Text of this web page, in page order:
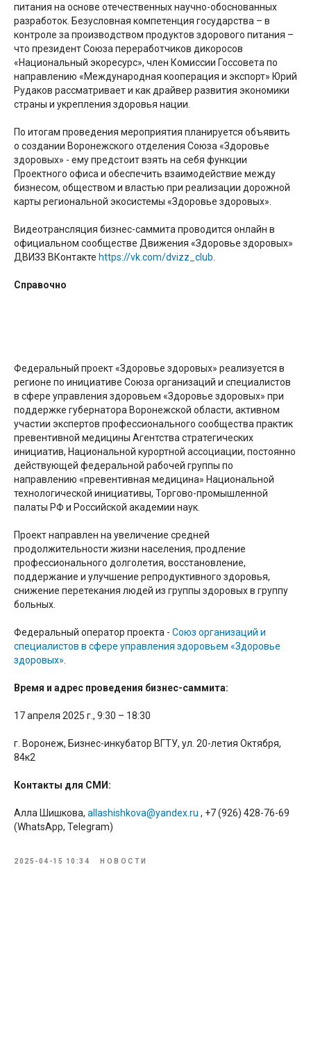
питания на основе отечественных научно-обоснованных
разработок. Безусловная компетенция государства – в
контроле за производством продуктов здорового питания –
что президент Союза переработчиков дикоросов
«Национальный экоресурс», член Комиссии Госсовета по
направлению «Международная кооперация и экспорт» Юрий
Рудаков рассматривает и как драйвер развития экономики
страны и укрепления здоровья нации.
По итогам проведения мероприятия планируется объявить
о создании Воронежского отделения Союза «Здоровье
здоровых» - ему предстоит взять на себя функции
Проектного офиса и обеспечить взаимодействие между
бизнесом, обществом и властью при реализации дорожной
карты региональной экосистемы «Здоровье здоровых».
Видеотрансляция бизнес-саммита проводится онлайн в
официальном сообществе Движения «Здоровье здоровых»
ДВИЗЗ ВКонтакте https://vk.com/dvizz_club.
Справочно
Федеральный проект «Здоровье здоровых» реализуется в
регионе по инициативе Союза организаций и специалистов
в сфере управления здоровьем «Здоровье здоровых» при
поддержке губернатора Воронежской области, активном
участии экспертов профессионального сообщества практик
превентивной медицины Агентства стратегических
инициатив, Национальной курортной ассоциации, постоянно
действующей федеральной рабочей группы по
направлению «превентивная медицина» Национальной
технологической инициативы, Торгово-промышленной
палаты РФ и Российской академии наук.
Проект направлен на увеличение средней
продолжительности жизни населения, продление
профессионального долголетия, восстановление,
поддержание и улучшение репродуктивного здоровья,
снижение перетекания людей из группы здоровых в группу
больных.
Федеральный оператор проекта - Союз организаций и
специалистов в сфере управления здоровьем «Здоровье
здоровых».
Время и адрес проведения бизнес-саммита:
17 апреля 2025 г., 9:30 – 18:30
г. Воронеж, Бизнес-инкубатор ВГТУ, ул. 20-летия Октября,
84к2
Контакты для СМИ:
Алла Шишкова, allashishkova@yandex.ru , +7 (926) 428-76-69
(WhatsApp, Telegram)
2025-04-15 10:34 НОВОСТИ